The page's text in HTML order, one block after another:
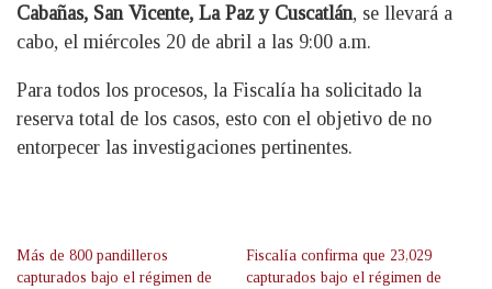
Cabañas, San Vicente, La Paz y Cuscatlán, se llevará a
cabo, el miércoles 20 de abril a las 9:00 a.m.
Para todos los procesos, la Fiscalía ha solicitado la
reserva total de los casos, esto con el objetivo de no
entorpecer las investigaciones pertinentes.
Más de 800 pandilleros
capturados bajo el régimen de
Fiscalía confirma que 23,029
capturados bajo el régimen de